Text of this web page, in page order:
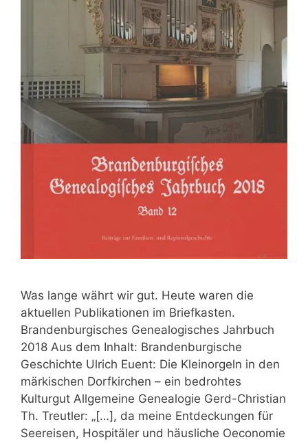
Was lange währt wir gut. Heute waren die
aktuellen Publikationen im Briefkasten.
Brandenburgisches Genealogisches Jahrbuch
2018 Aus dem Inhalt: Brandenburgische
Geschichte Ulrich Euent: Die Kleinorgeln in den
märkischen Dorfkirchen – ein bedrohtes
Kulturgut Allgemeine Genealogie Gerd-Christian
Th. Treutler: „[…], da meine Entdeckungen für
Seereisen, Hospitäler und häusliche Oeconomie